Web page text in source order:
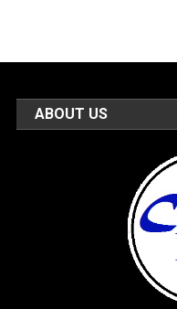
ABOUT US